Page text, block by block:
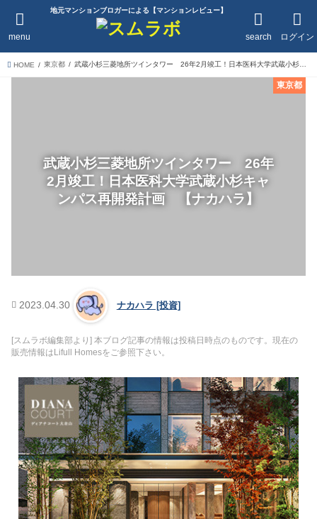
地元マンションブロガーによる【マンションレビュー】
ログイン
search
menu
HOME 東京都
武蔵小杉三菱地所ツインタワー 26年
2月竣工！日本医科大学武蔵小杉キャ
ンパス再開発計画 【ナカハラ】
東京都
2023.04.30 ナカハラ [投資]
[スムラボ編集部より] 本ブログ記事の情報は投稿日時点のものです。現在の
販売情報はLifull Homesをご参照下さい。